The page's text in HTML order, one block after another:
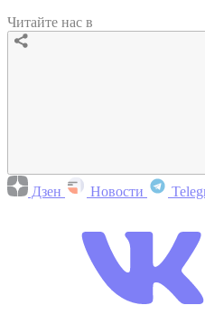
Читайте нас в
Дзен Новости